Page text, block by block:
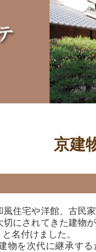
京建
住宅や洋館、古民
にされてきた建物
名付けました。
物を次代に継承す